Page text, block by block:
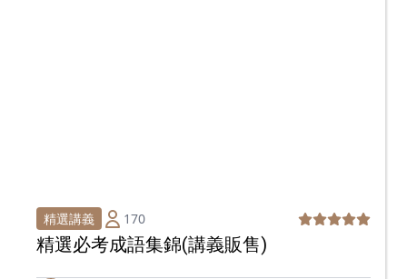
精選講義 170
精選必考成語集錦(講義販售)